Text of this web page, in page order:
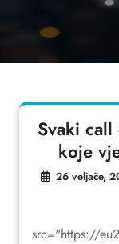
Svaki
koje
26 veljače,
src="https://